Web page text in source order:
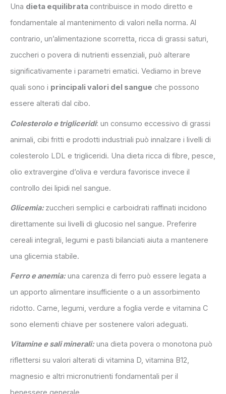
Una dieta equilibrata contribuisce in modo diretto e
fondamentale al mantenimento di valori nella norma. Al
contrario, un’alimentazione scorretta, ricca di grassi saturi,
zuccheri o povera di nutrienti essenziali, può alterare
significativamente i parametri ematici. Vediamo in breve
quali sono i principali valori del sangue che possono
essere alterati dal cibo.
Colesterolo e trigliceridi: un consumo eccessivo di grassi
animali, cibi fritti e prodotti industriali può innalzare i livelli di
colesterolo LDL e trigliceridi. Una dieta ricca di fibre, pesce,
olio extravergine d’oliva e verdura favorisce invece il
controllo dei lipidi nel sangue.
Glicemia:zuccheri semplici e carboidrati raffinati incidono
direttamente sui livelli di glucosio nel sangue. Preferire
cereali integrali, legumi e pasti bilanciati aiuta a mantenere
una glicemia stabile.
Ferro e anemia:una carenza di ferro può essere legata a
un apporto alimentare insufficiente o a un assorbimento
ridotto. Carne, legumi, verdure a foglia verde e vitamina C
sono elementi chiave per sostenere valori adeguati.
Vitamine e sali minerali:una dieta povera o monotona può
riflettersi su valori alterati di vitamina D, vitamina B12,
magnesio e altri micronutrienti fondamentali per il